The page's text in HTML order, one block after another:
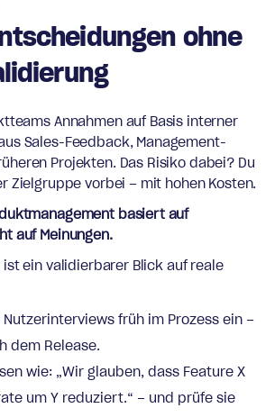
ohne
Annahmen auf Basis interner
Sales-Feedback, Management-
Projekten. Das Risiko dabei? Du
Zielgruppe vorbei – mit hohen Kosten.
basiert auf
auf Meinungen.
ist ein validierbarer Blick auf reale
früh im Prozess ein –
dem Release.
wie: „Wir glauben, dass Feature X
um Y reduziert.“ – und prüfe sie